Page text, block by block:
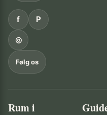
f P
◎
Følg os
Rum i